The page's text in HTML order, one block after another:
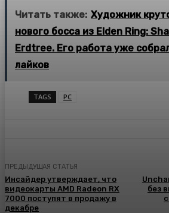
Читать также: Художник
нового босса из Elden Ring:
Erdtree. Его работа уже
лайков
TAGS PC
ПРЕДЫДУЩАЯ СТАТЬЯ
Инсайдер утверждает, что
видеокарты AMD Radeon RX
7000 поступят в продажу в
декабре
без